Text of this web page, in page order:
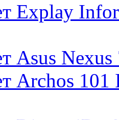
Explay
Asus Nexus
Archos 101